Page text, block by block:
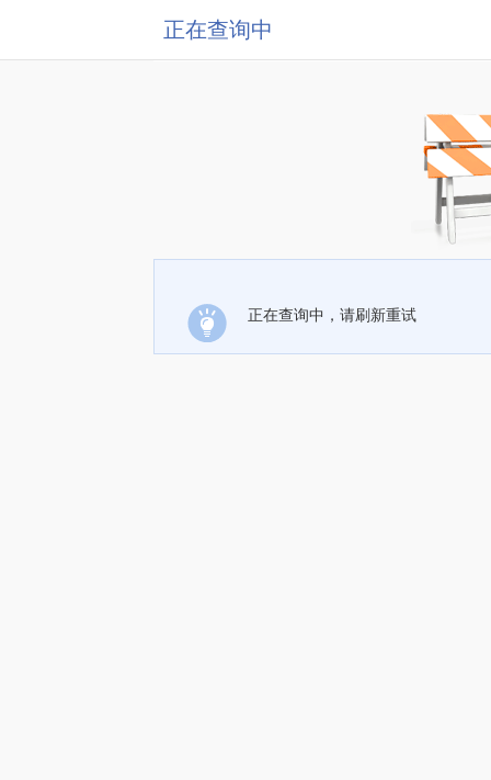
正在查询中
正在查询中，请刷新重试